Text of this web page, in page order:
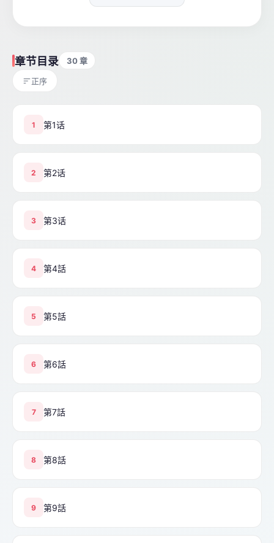
章节目录 30 章
正序
1 第1话
2 第2话
3 第3话
4 第4話
5 第5話
6 第6話
7 第7話
8 第8話
9 第9話